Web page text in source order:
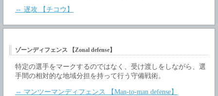
⇔ 遅攻 【チコウ】
ゾーンディフェンス 【Zonal defense】
特定の選手をマークするのではなく、受け渡しをしながら、選
手間の相対的な地域分担を持って行う守備戦術。
⇔ マンツーマンディフェンス 【Man-to-man defense】